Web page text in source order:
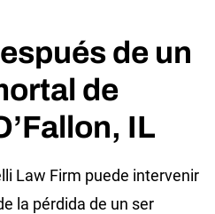
de un
de
IL
Law Firm puede intervenir
la pérdida de un ser